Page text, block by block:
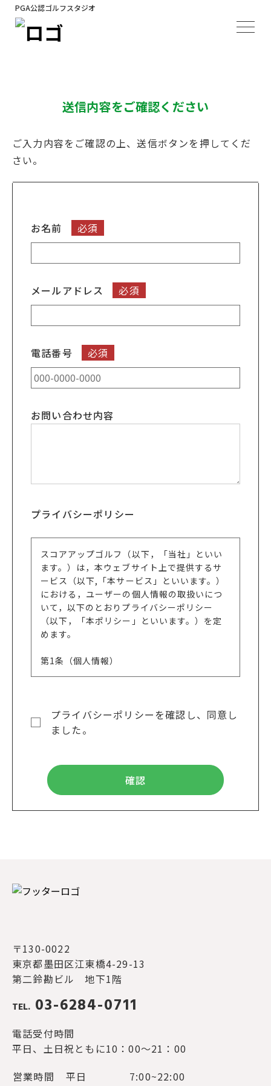
PGA公認ゴルフスタジオ
送信内容をご確認ください
ご入力内容をご確認の上、送信ボタンを押してくだ
さい。
お名前 必須
メールアドレス 必須
電話番号 必須
お問い合わせ内容
プライバシーポリシー
スコアアップゴルフ（以下，「当社」といい
ます。）は，本ウェブサイト上で提供するサ
ービス（以下,「本サービス」といいます。）
における，ユーザーの個人情報の取扱いにつ
いて，以下のとおりプライバシーポリシー
（以下，「本ポリシー」といいます。）を定
めます。
第1条（個人情報）
に関する情報であって，当該情報に含まれる
氏名，生年月日，住所，電話番号，連絡先そ
及び健康保険証の保険者番号などの当該情報
単体から特定の個人を識別できる情報（個人
識別情報）を指します。
レス, その他ご連絡先などの個人情報をお尋ね
提携先（情報提供元，広告主，広告配信先な
どを含みます。以下，｢提携先｣といいま
す。）などから収集することがあります。
第3条（個人情報を収集・利用する目的）
当社が個人情報を収集・利用する目的は，以
下のとおりです。
プライバシーポリシーを確認し、同意し
ました。
〒130-0022
東京都墨田区江東橋4-29-13
第二鈴勘ビル 地下1階
TEL. 03-6284-0711
電話受付時間
平日、土日祝ともに10：00～21：00
営業時間
平日
7:00~22:00